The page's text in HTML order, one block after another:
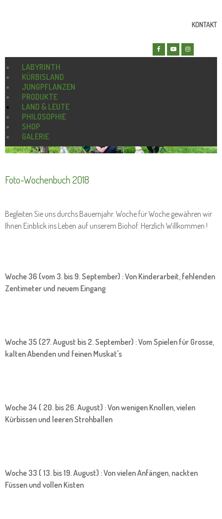
KONTAKT
LABYRINTH
KÜRBISLAND
JUNGPFLANZEN
PRODUKTE
LAND & LEUTE
PHILOSOPHIE
SHOP
GALERIE
Foto-Wochenbuch 2018
Begleiten Sie uns durchs Bauernjahr. Woche für Woche gewähren wir
Ihnen Einblick ins Leben auf unserem Biohof. Herzlich Willkommen !
Woche 36 (vom 3. bis 9. September) : Von Kinderarbeit, fehlenden
Zentimeter und neuem Eingang
Woche 35 (27. August bis 2. September) : Vom Spielen für Grosse,
kalten Abenden und feinen Muskat's
Woche 34 ( 20. bis 26. August) : Von wenigen Knollen, vielen
Kürbissen und leeren Strohballen
Woche 33 ( 13. bis 19. August) : Von vielen Anfängen, nackten
Füssen und vollen Kisten